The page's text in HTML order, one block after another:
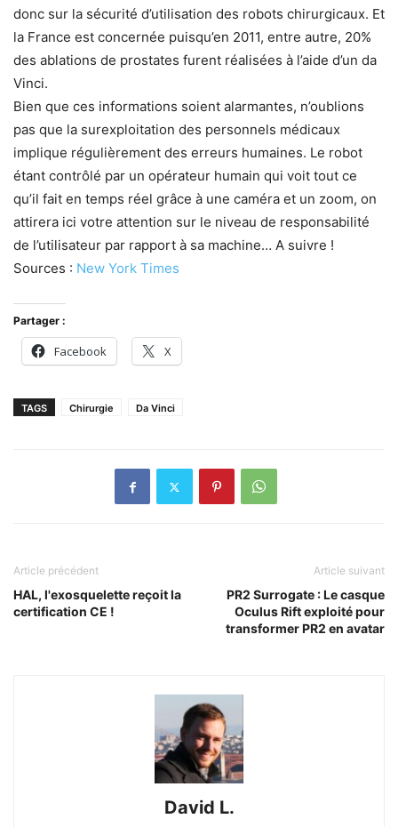
donc sur la sécurité d’utilisation des robots chirurgicaux. Et
la France est concernée puisqu’en 2011, entre autre, 20%
des ablations de prostates furent réalisées à l’aide d’un da
Vinci.
Bien que ces informations soient alarmantes, n’oublions
pas que la surexploitation des personnels médicaux
implique régulièrement des erreurs humaines. Le robot
étant contrôlé par un opérateur humain qui voit tout ce
qu’il fait en temps réel grâce à une caméra et un zoom, on
attirera ici votre attention sur le niveau de responsabilité
de l’utilisateur par rapport à sa machine… A suivre !
Sources : New York Times
Partager :
Facebook X
TAGS Chirurgie Da Vinci
Article précédent
HAL, l'exosquelette reçoit la
certification CE !
Article suivant
PR2 Surrogate : Le casque
Oculus Rift exploité pour
transformer PR2 en avatar
David L.